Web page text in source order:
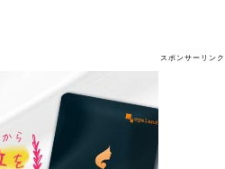
スポンサーリンク